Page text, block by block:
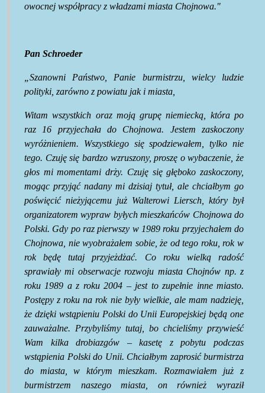
owocnej współpracy z władzami miasta Chojnowa."
Pan Schroeder
„Szanowni Państwo, Panie burmistrzu, wielcy ludzie
polityki, zarówno z powiatu jak i miasta,
Witam wszystkich oraz moją grupę niemiecką, która po
raz 16 przyjechała do Chojnowa. Jestem zaskoczony
wyróżnieniem. Wszystkiego się spodziewałem, tylko nie
tego. Czuję się bardzo wzruszony, proszę o wybaczenie, że
głos mi momentami drży. Czuję się głęboko zaskoczony,
mogąc przyjąć nadany mi dzisiaj tytuł, ale chciałbym go
poświęcić nieżyjącemu już Walterowi Liersch, który był
organizatorem wypraw byłych mieszkańców Chojnowa do
Polski. Gdy po raz pierwszy w 1989 roku przyjechałem do
Chojnowa, nie wyobrażałem sobie, że od tego roku, rok w
rok będę tutaj przyjeżdżać. Co roku wielką radość
sprawiały mi obserwacje rozwoju miasta Chojnów np. z
roku 1989 a z roku 2004 – jest to zupełnie inne miasto.
Postępy z roku na rok nie były wielkie, ale mam nadzieję,
że dzięki wstąpieniu Polski do Unii Europejskiej będą one
zauważalne. Przybyliśmy tutaj, bo chcieliśmy przywieść
Wam kilka drobiazgów – kasetę z pobytu podczas
wstąpienia Polski do Unii. Chciałbym zaprosić burmistrza
do miasta, w którym mieszkam. Rozmawiałem już z
burmistrzem naszego miasta, on również wyraził